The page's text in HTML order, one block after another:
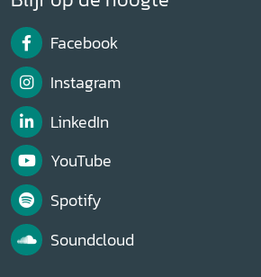
Facebook
Instagram
LinkedIn
YouTube
Spotify
Soundcloud